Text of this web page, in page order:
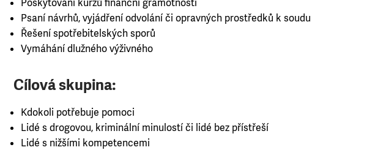
Poskytování kurzů finanční gramotnosti
Psaní návrhů, vyjádření odvolání či opravných prostředků k soudu
Řešení spotřebitelských sporů
Vymáhání dlužného výživného
Cílová skupina:
Kdokoli potřebuje pomoci
Lidé s drogovou, kriminální minulostí či lidé bez přístřeší
Lidé s nižšími kompetencemi